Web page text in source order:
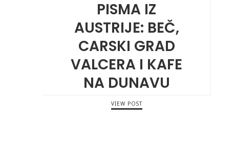
PISMA IZ
AUSTRIJE: BEČ,
CARSKI GRAD
VALCERA I KAFE
NA DUNAVU
VIEW POST